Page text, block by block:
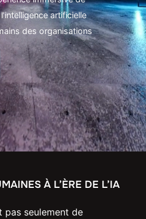
artificielle
des organisations
À L’ÈRE DE L’IA
pas seulement de